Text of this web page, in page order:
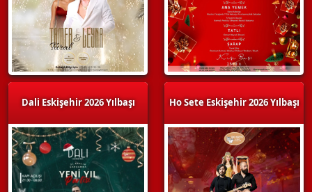
Dali Eskişehir 2026 Yılbaşı Ho Sete Eskişehir 2026 Yılbaşı